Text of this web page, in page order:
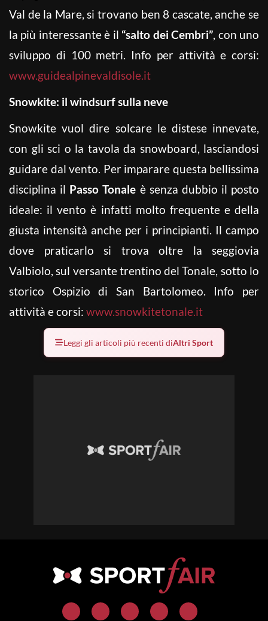
Val de la Mare, si trovano ben 8 cascate, anche se
la più interessante è il “salto dei Cembri”, con uno
sviluppo di 100 metri. Info per attività e corsi:
www.guidealpinevaldisole.it
Snowkite: il windsurf sulla neve
Snowkite vuol dire solcare le distese innevate,
con gli sci o la tavola da snowboard, lasciandosi
guidare dal vento. Per imparare questa bellissima
disciplina il Passo Tonale è senza dubbio il posto
ideale: il vento è infatti molto frequente e della
giusta intensità anche per i principianti. Il campo
dove praticarlo si trova oltre la seggiovia
Valbiolo, sul versante trentino del Tonale, sotto lo
storico Ospizio di San Bartolomeo. Info per
attività e corsi: www.snowkitetonale.it
Leggi gli articoli più recenti diAltri Sport